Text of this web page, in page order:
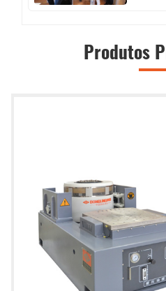
Produtos